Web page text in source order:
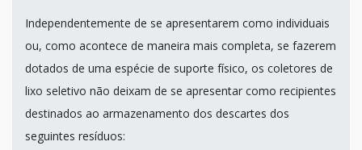
Independentemente de se apresentarem como individuais
ou, como acontece de maneira mais completa, se fazerem
dotados de uma espécie de suporte físico, os coletores de
lixo seletivo não deixam de se apresentar como recipientes
destinados ao armazenamento dos descartes dos
seguintes resíduos: